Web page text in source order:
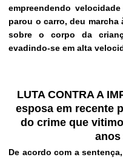
empreendendo
parou o carro, deu marcha
sobre o corpo da
evadindo-se em alta
LUTA CONTRA A
esposa em recente
do crime que
anos
De acordo com a